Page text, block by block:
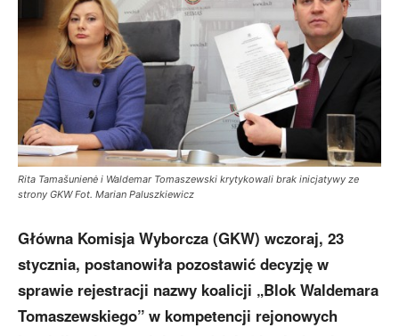
Rita Tamašunienė i Waldemar Tomaszewski krytykowali brak inicjatywy ze
strony GKW Fot. Marian Paluszkiewicz
Główna Komisja Wyborcza (GKW) wczoraj, 23
stycznia, postanowiła pozostawić decyzję w
sprawie rejestracji nazwy koalicji „Blok Waldemara
Tomaszewskiego” w kompetencji rejonowych